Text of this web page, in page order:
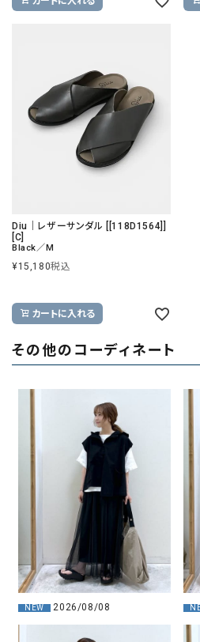
Diu｜レザーサンダル [[118D1564]]
[C]
Black／M
¥15,180税込
カートに入れる
その他のコーディネート
NEW 2026/08/08